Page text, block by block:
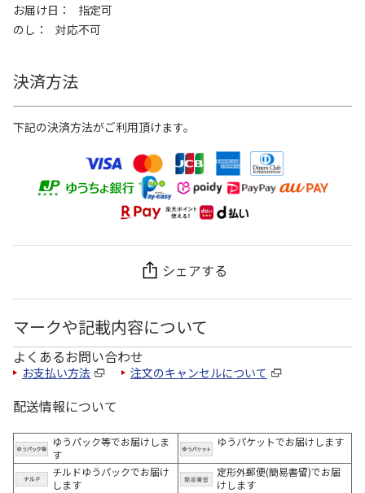
お届け日
指定可
のし
対応不可
決済方法
下記の決済方法がご利用頂けます。
シェアする
マークや記載内容について
よくあるお問い合わせ
お支払い方法 注文のキャンセルについて
配送情報について
ゆうパック等でお届けしま
す
ゆうパケットでお届けします
チルドゆうパックでお届け
します
定形外郵便(簡易書留)でお届
けします